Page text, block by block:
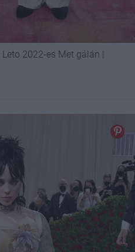
2022-es Met gálán |